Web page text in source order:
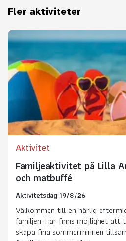
Fler aktiviteter
Aktivitet
Familjeaktivitet på Lilla
och matbuffé
Aktivitetsdag 19/8/26
Välkommen till en härlig
familjen. Här finns möjlighet att
skapa fina sommarminnen